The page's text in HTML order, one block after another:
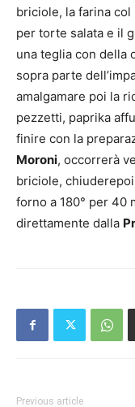
briciole, la farina col
per torte salata e il
una teglia con della
sopra parte
amalgamare poi la
pezzetti, paprika
finire con la
Moroni, occorrerà
briciole,
forno a 180° per 40
direttamente dalla
Previous article